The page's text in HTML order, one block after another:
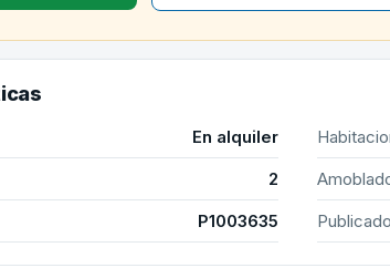
En alquiler
2
P1003635 Publicado